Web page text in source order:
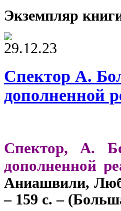
Экземпляр
29.12.23
Спектор А.
дополненной
Спектор, А.
дополненной
Аниашвили,
– 159 с. –